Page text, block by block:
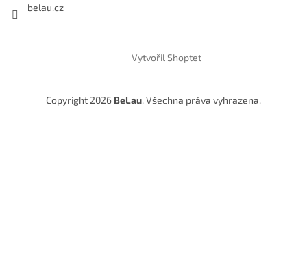
belau.cz
Vytvořil Shoptet
Copyright 2026 BeLau. Všechna práva vyhrazena.